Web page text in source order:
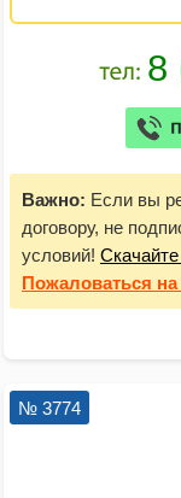
Важно: Если вы
договору, не
условий!
Пожаловаться
№ 3774